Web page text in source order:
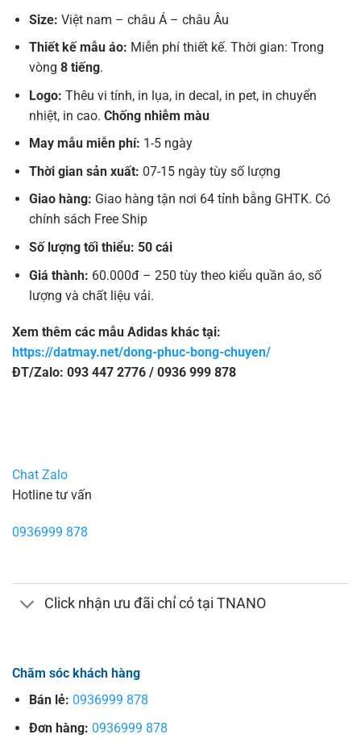
Size: Việt nam – châu Á – châu Âu
Thiết kế mẫu áo: Miễn phí thiết kế. Thời gian: Trong
vòng 8 tiếng.
Logo: Thêu vi tính, in lụa, in decal, in pet, in chuyển
nhiệt, in cao. Chống nhiễm màu
May mẫu miễn phí: 1-5 ngày
Thời gian sản xuất: 07-15 ngày tùy số lượng
Giao hàng: Giao hàng tận nơi 64 tỉnh bằng GHTK. Có
chính sách Free Ship
Số lượng tối thiểu: 50 cái
Giá thành: 60.000đ – 250 tùy theo kiểu quần áo, số
lượng và chất liệu vải.
Xem thêm các mẫu Adidas khác tại:
https://datmay.net/dong-phuc-bong-chuyen/
ĐT/Zalo: 093 447 2776 / 0936 999 878
Chat Zalo
Hotline tư vấn
0936999 878
Click nhận ưu đãi chỉ có tại TNANO
Chăm sóc khách hàng
Bán lẻ: 0936999 878
Đơn hàng: 0936999 878